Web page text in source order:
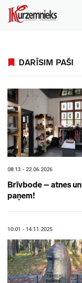
DARĪSIM PAŠI
08:13 - 22.06.2026
Brīvbode – atnes un
paņem!
10:01 - 14.11.2025